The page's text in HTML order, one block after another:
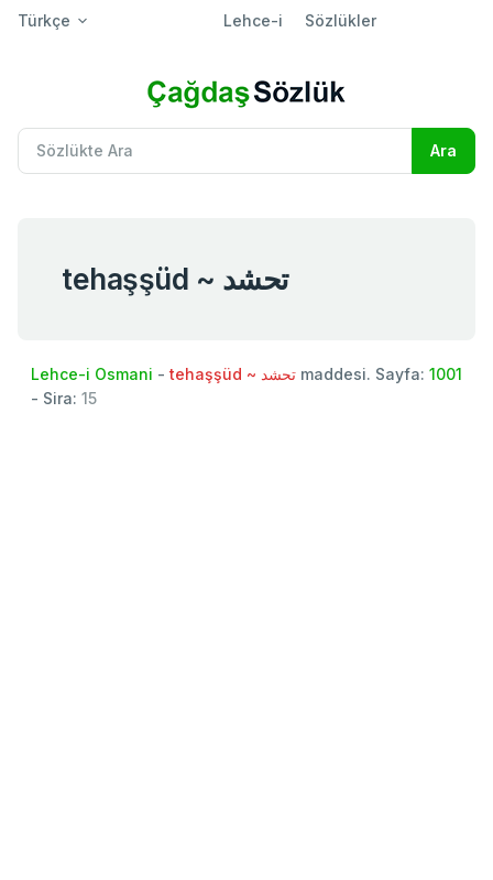
Türkçe Lehce-i Sözlükler
tehaşşüd ~ تحشد
Lehce-i Osmani - tehaşşüd ~ تحشد maddesi. Sayfa: 1001
- Sira: 15